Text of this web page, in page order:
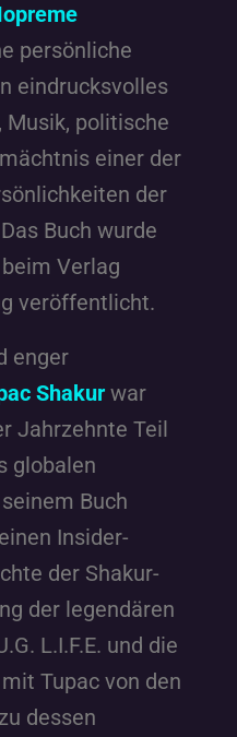
persönliche
eindrucksvolles
politische
einer der
der
Buch wurde
Verlag
veröffentlicht.
enger
Shakur war
Jahrzehnte Teil
globalen
Buch
Insider-
der Shakur-
der legendären
L.I.F.E. und die
Tupac von den
dessen